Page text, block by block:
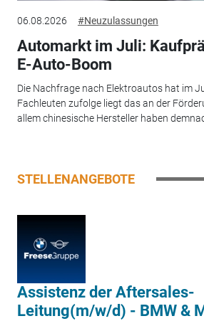
06.08.2026 #Neuzulassungen
Automarkt im Juli:
E-Auto-Boom
Die Nachfrage nach Elektroautos hat im
Fachleuten zufolge liegt das an der
allem chinesische Hersteller haben
STELLENANGEBOTE
Assistenz der Aftersales-
Leitung(m/w/d) - BMW &